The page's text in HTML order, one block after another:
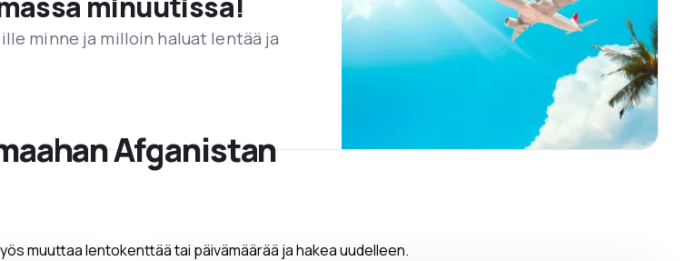
minne ja milloin haluat lentää ja
Afganistan
muuttaa lentokenttää tai päivämäärää ja hakea uudelleen.